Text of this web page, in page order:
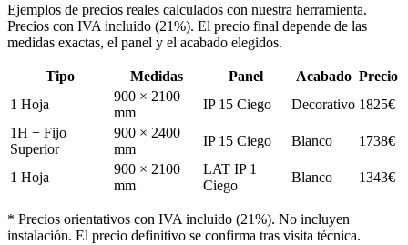
Ejemplos de precios reales calculados con nuestra herramienta.
Precios con IVA incluido (21%). El precio final depende de las
medidas exactas, el panel y el acabado elegidos.
Tipo Medidas Panel Acabado Precio
1 Hoja
900 × 2100
mm
IP 15 Ciego Decorativo 1825€
1H + Fijo
Superior
900 × 2400
mm
IP 15 Ciego Blanco 1738€
1 Hoja
900 × 2100
mm
LAT IP 1
Ciego
Blanco 1343€
* Precios orientativos con IVA incluido (21%). No incluyen
instalación. El precio definitivo se confirma tras visita técnica.